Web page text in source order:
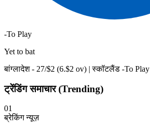
-To Play
Yet to bat
बांग्लादेश - 27/$2 (6.$2 ov) | स्कॉटलैंड -To Play
ट्रेंडिंग समाचार (Trending)
01
ब्रेकिंग न्यूज़